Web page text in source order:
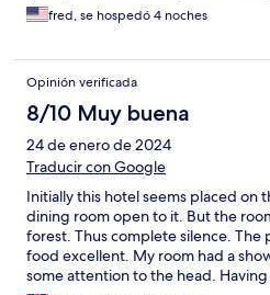
fred, se hospedó 4 noches
Opinión verificada
8/10 Muy buena
24 de enero de 2024
Traducir con Google
Initially this hotel seems placed on
dining room open to it. But the
forest. Thus complete silence. The
food excellent. My room had a
some attention to the head.